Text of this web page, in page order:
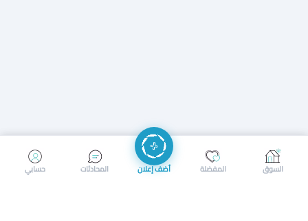
إرسال رسالة إجراء مكالمة
حسابي المحادثات أضف إعلان المفضلة السوق